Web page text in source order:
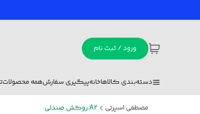
ورود / ثبت نام
دسته‌بندی کالاهاخانهپیگیری سفارشهمه محصولات
مصطفی اسپرتی A2.روکش صندلی